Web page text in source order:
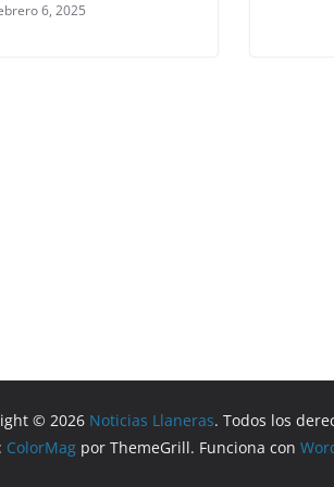
6, 2025
© 2026 Noticias Llaneras. Todos los
ColorMag por ThemeGrill. Funciona con